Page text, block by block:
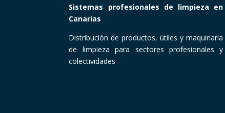
Sistemas profesionales de limpieza en
Canarias
Distribución de productos, útiles y maquinaria
de limpieza para sectores profesionales y
colectividades